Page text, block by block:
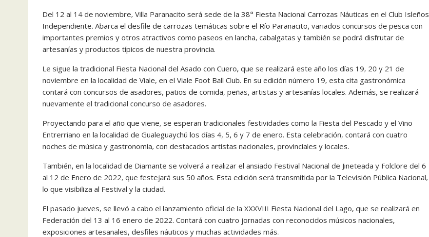
Del 12 al 14 de noviembre, Villa Paranacito será sede de la 38° Fiesta Nacional Carrozas Náuticas en el Club Isleños
Independiente. Abarca el desfile de carrozas temáticas sobre el Río Paranacito, variados concursos de pesca con
importantes premios y otros atractivos como paseos en lancha, cabalgatas y también se podrá disfrutar de
artesanías y productos típicos de nuestra provincia.
Le sigue la tradicional Fiesta Nacional del Asado con Cuero, que se realizará este año los días 19, 20 y 21 de
noviembre en la localidad de Viale, en el Viale Foot Ball Club. En su edición número 19, esta cita gastronómica
contará con concursos de asadores, patios de comida, peñas, artistas y artesanías locales. Además, se realizará
nuevamente el tradicional concurso de asadores.
Proyectando para el año que viene, se esperan tradicionales festividades como la Fiesta del Pescado y el Vino
Entrerriano en la localidad de Gualeguaychú los días 4, 5, 6 y 7 de enero. Esta celebración, contará con cuatro
noches de música y gastronomía, con destacados artistas nacionales, provinciales y locales.
También, en la localidad de Diamante se volverá a realizar el ansiado Festival Nacional de Jineteada y Folclore del 6
al 12 de Enero de 2022, que festejará sus 50 años. Esta edición será transmitida por la Televisión Pública Nacional,
lo que visibiliza al Festival y la ciudad.
El pasado jueves, se llevó a cabo el lanzamiento oficial de la XXXVIII Fiesta Nacional del Lago, que se realizará en
Federación del 13 al 16 enero de 2022. Contará con cuatro jornadas con reconocidos músicos nacionales,
exposiciones artesanales, desfiles náuticos y muchas actividades más.